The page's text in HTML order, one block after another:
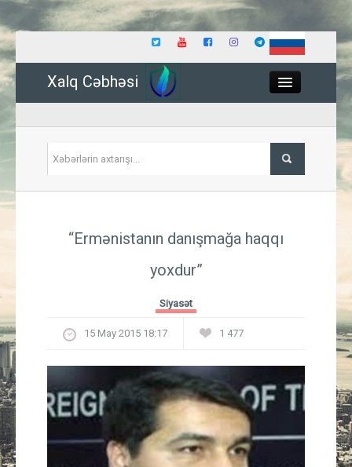
Xalq Cəbhəsi
İqtisadiyyat
Güney Azərbaycan
Mədəniyyət
Müsahibə
“Ermənistanın danışmağa haqqı
yoxdur”
Siyasət
15 May 2015 18:17 1 477